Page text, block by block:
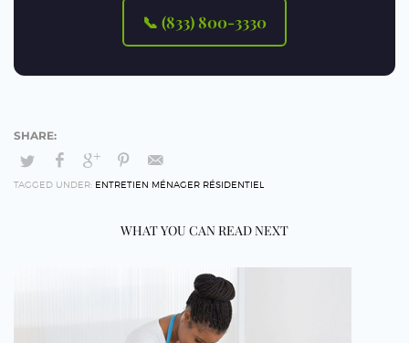
📞 (833) 800-3330
TAGGED UNDER: ENTRETIEN MÉNAGER RÉSIDENTIEL
WHAT YOU CAN READ NEXT